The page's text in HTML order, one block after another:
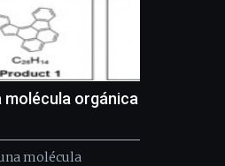
molécula orgánica
molécula